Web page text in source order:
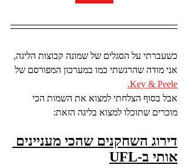
כשעברתי על הסגלים של שמונה קבוצות הליגה,
אני מודה שהרגשתי כמו במערכון המפורסם של
Key & Peele.
אבל בסוף הצלחתי למצוא את השמות הכי
מוכרים שתוכלו למצוא בליגה הזאת:
דירוג השחקנים שהכי מעניינים
אותי ב-UFL